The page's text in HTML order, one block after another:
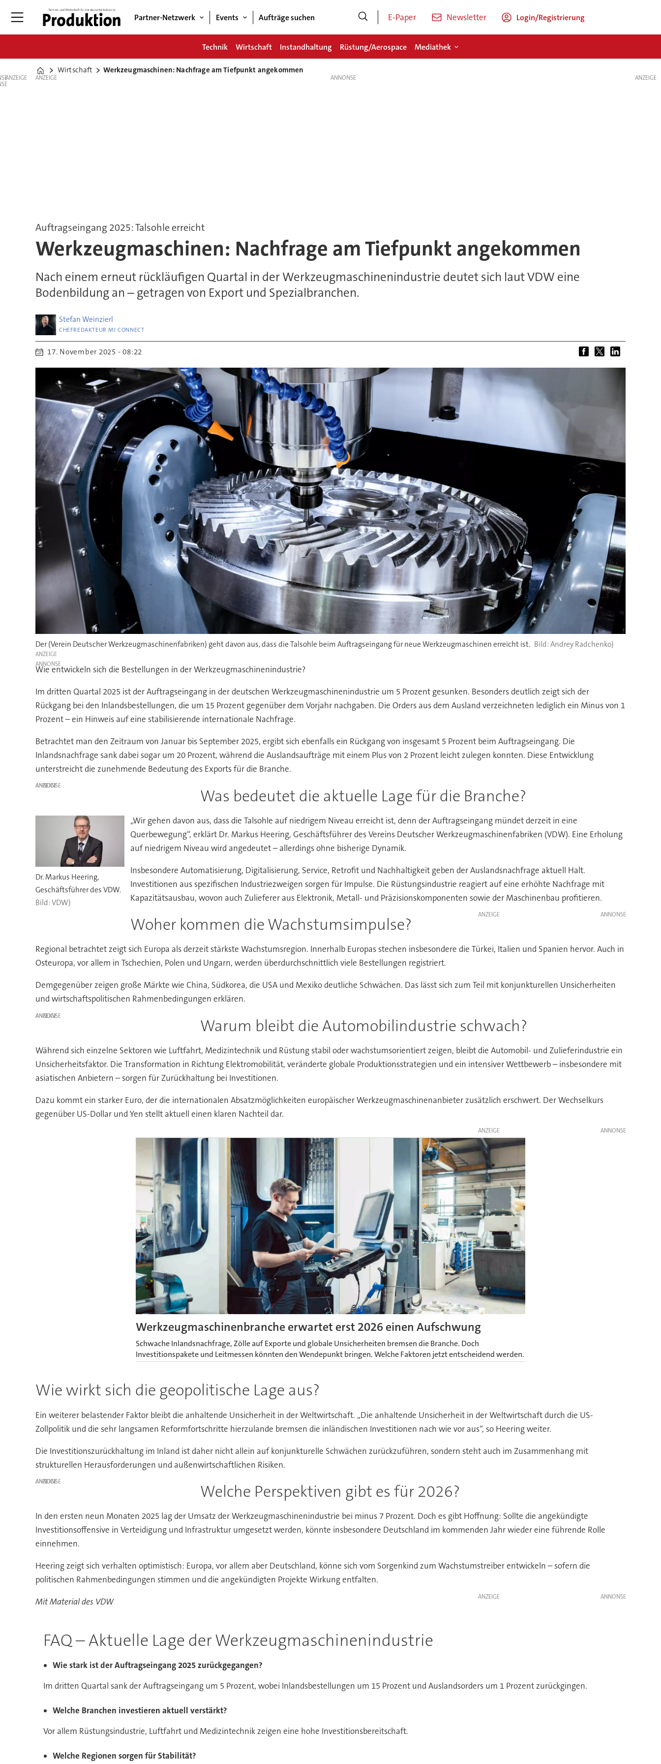
Partner-Netzwerk Events Aufträge suchen E-Paper Newsletter Login/Registrierung
Technik Wirtschaft Instandhaltung Rüstung/Aerospace Mediathek
Home
Wirtschaft Werkzeugmaschinen: Nachfrage am Tiefpunkt angekommen
ANZEIGE ANZEIGE
Auftragseingang 2025: Talsohle erreicht
Werkzeugmaschinen: Nachfrage am Tiefpunkt angekommen
Nach einem erneut rückläufigen Quartal in der Werkzeugmaschinenindustrie deutet sich laut VDW eine
Bodenbildung an – getragen von Export und Spezialbranchen.
Stefan Weinzierl
CHEFREDAKTEUR MI CONNECT
17. November 2025 - 08:22
Der (Verein Deutscher Werkzeugmaschinenfabriken) geht davon aus, dass die Talsohle beim Auftragseingang für neue Werkzeugmaschinen erreicht ist. Andrey Radchenko)
ANZEIGE
Wie entwickeln sich die Bestellungen in der Werkzeugmaschinenindustrie?
Im dritten Quartal 2025 ist der Auftragseingang in der deutschen Werkzeugmaschinenindustrie um 5 Prozent gesunken. Besonders deutlich zeigt sich der
Rückgang bei den Inlandsbestellungen, die um 15 Prozent gegenüber dem Vorjahr nachgaben. Die Orders aus dem Ausland verzeichneten lediglich ein Minus von 1
Prozent – ein Hinweis auf eine stabilisierende internationale Nachfrage.
Betrachtet man den Zeitraum von Januar bis September 2025, ergibt sich ebenfalls ein Rückgang von insgesamt 5 Prozent beim Auftragseingang. Die
Inlandsnachfrage sank dabei sogar um 20 Prozent, während die Auslandsaufträge mit einem Plus von 2 Prozent leicht zulegen konnten. Diese Entwicklung
unterstreicht die zunehmende Bedeutung des Exports für die Branche.
ANZEIGE Was bedeutet die aktuelle Lage für die Branche?
Dr. Markus Heering,
Geschäftsführer des VDW.
VDW)
„Wir gehen davon aus, dass die Talsohle auf niedrigem Niveau erreicht ist, denn der Auftragseingang mündet derzeit in eine
Querbewegung“, erklärt Dr. Markus Heering, Geschäftsführer des Vereins Deutscher Werkzeugmaschinenfabriken (VDW). Eine Erholung
auf niedrigem Niveau wird angedeutet – allerdings ohne bisherige Dynamik.
Insbesondere Automatisierung, Digitalisierung, Service, Retrofit und Nachhaltigkeit geben der Auslandsnachfrage aktuell Halt.
Investitionen aus spezifischen Industriezweigen sorgen für Impulse. Die Rüstungsindustrie reagiert auf eine erhöhte Nachfrage mit
Kapazitätsausbau, wovon auch Zulieferer aus Elektronik, Metall- und Präzisionskomponenten sowie der Maschinenbau profitieren.
ANZEIGE
Woher kommen die Wachstumsimpulse?
Regional betrachtet zeigt sich Europa als derzeit stärkste Wachstumsregion. Innerhalb Europas stechen insbesondere die Türkei, Italien und Spanien hervor. Auch in
Osteuropa, vor allem in Tschechien, Polen und Ungarn, werden überdurchschnittlich viele Bestellungen registriert.
Demgegenüber zeigen große Märkte wie China, Südkorea, die USA und Mexiko deutliche Schwächen. Das lässt sich zum Teil mit konjunkturellen Unsicherheiten
und wirtschaftspolitischen Rahmenbedingungen erklären.
ANZEIGE Warum bleibt die Automobilindustrie schwach?
Während sich einzelne Sektoren wie Luftfahrt, Medizintechnik und Rüstung stabil oder wachstumsorientiert zeigen, bleibt die Automobil- und Zulieferindustrie ein
Unsicherheitsfaktor. Die Transformation in Richtung Elektromobilität, veränderte globale Produktionsstrategien und ein intensiver Wettbewerb – insbesondere mit
asiatischen Anbietern – sorgen für Zurückhaltung bei Investitionen.
Dazu kommt ein starker Euro, der die internationalen Absatzmöglichkeiten europäischer Werkzeugmaschinenanbieter zusätzlich erschwert. Der Wechselkurs
gegenüber US-Dollar und Yen stellt aktuell einen klaren Nachteil dar.
ANZEIGE
Werkzeugmaschinenbranche erwartet erst 2026 einen Aufschwung
Schwache Inlandsnachfrage, Zölle auf Exporte und globale Unsicherheiten bremsen die Branche. Doch
Investitionspakete und Leitmessen könnten den Wendepunkt bringen. Welche Faktoren jetzt entscheidend werden.
Wie wirkt sich die geopolitische Lage aus?
Ein weiterer belastender Faktor bleibt die anhaltende Unsicherheit in der Weltwirtschaft. „Die anhaltende Unsicherheit in der Weltwirtschaft durch die US-
Zollpolitik und die sehr langsamen Reformfortschritte hierzulande bremsen die inländischen Investitionen nach wie vor aus“, so Heering weiter.
Die Investitionszurückhaltung im Inland ist daher nicht allein auf konjunkturelle Schwächen zurückzuführen, sondern steht auch im Zusammenhang mit
strukturellen Herausforderungen und außenwirtschaftlichen Risiken.
ANZEIGE Welche Perspektiven gibt es für 2026?
In den ersten neun Monaten 2025 lag der Umsatz der Werkzeugmaschinenindustrie bei minus 7 Prozent. Doch es gibt Hoffnung: Sollte die angekündigte
Investitionsoffensive in Verteidigung und Infrastruktur umgesetzt werden, könnte insbesondere Deutschland im kommenden Jahr wieder eine führende Rolle
einnehmen.
Heering zeigt sich verhalten optimistisch: Europa, vor allem aber Deutschland, könne sich vom Sorgenkind zum Wachstumstreiber entwickeln – sofern die
politischen Rahmenbedingungen stimmen und die angekündigten Projekte Wirkung entfalten.
ANZEIGE
Mit Material des VDW
FAQ – Aktuelle Lage der Werkzeugmaschinenindustrie
Wie stark ist der Auftragseingang 2025 zurückgegangen?
Im dritten Quartal sank der Auftragseingang um 5 Prozent, wobei Inlandsbestellungen um 15 Prozent und Auslandsorders um 1 Prozent zurückgingen.
Welche Branchen investieren aktuell verstärkt?
Vor allem Rüstungsindustrie, Luftfahrt und Medizintechnik zeigen eine hohe Investitionsbereitschaft.
Welche Regionen sorgen für Stabilität?
ANZEIGE